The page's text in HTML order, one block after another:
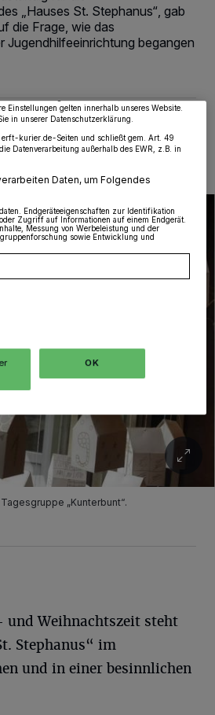
„Hauses St. Stephanus“, gab
die Frage, wie das
Jugendhilfeeinrichtung begangen
Eine Minute Lesezeit
„Kunterbunt“.
und Weihnachtszeit steht
Stephanus“ im
und in einer besinnlichen
und greifen auf personenbezogene Daten
Kennungen auf Ihrem Gerät zu. Durch Auswahl
Technologien für die unter „Wir und unsere
Dienste bereitzustellen“ aufgeführten
sind, sind manche Inhalte und Anzeigen
Einstellungen gelten innerhalb unseres Website.
in unserer Datenschutzerklärung.
erft-kurier.de-Seiten und schließt gem. Art. 49
Datenverarbeitung außerhalb des EWR, z.B. in
Daten, um Folgendes
Endgeräteeigenschaften zur Identifikation
Zugriff auf Informationen auf einem Endgerät.
Messung von Werbeleistung und der
sowie Entwicklung und
OK